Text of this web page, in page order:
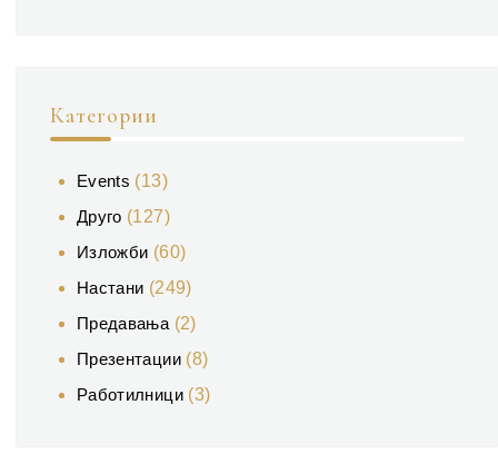
Категории
Events (13)
Друго (127)
Изложби (60)
Настани (249)
Предавања (2)
Презентации(8)
Работилници(3)